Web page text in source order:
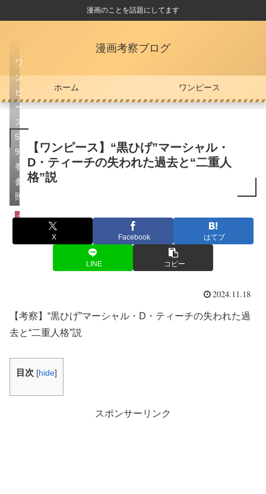
漫画のことを話題にしてます
漫画考察ブログ
ホーム ワンピース
【ワンピース】“黒ひげ”マーシャル・
D・ティーチの失われた過去と“二重人
格”説
ワンピース
ワ
ン
ピ
ー
ス
5
9
巻
参
照
X Facebook はてブ
LINE コピー
2024.11.18
【考察】“黒ひげ”マーシャル・D・ティーチの失われた過
去と“二重人格”説
目次 [hide]
スポンサーリンク